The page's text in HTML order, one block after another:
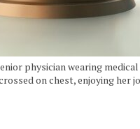
physician wearing
on chest, enjoying her